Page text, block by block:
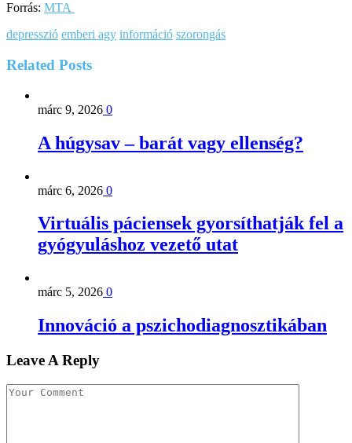
Forrás: MTA
depresszió emberi agy információ szorongás
Related Posts
márc 9, 2026 0
A húgysav – barát vagy ellenség?
márc 6, 2026 0
Virtuális páciensek gyorsíthatják fel a
gyógyuláshoz vezető utat
márc 5, 2026 0
Innováció a pszichodiagnosztikában
Leave A Reply